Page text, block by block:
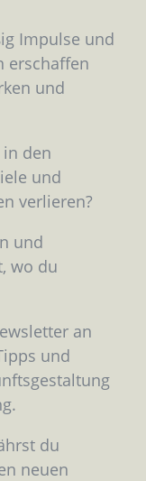
Impulse und
erschaffen
und
den
und
verlieren?
und
wo du
an
und
du
neuen